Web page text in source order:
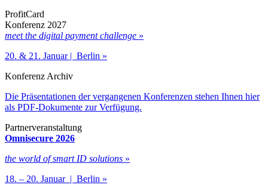
ProfitCard
Konferenz 2027
meet the digital payment challenge »
20. & 21. Januar | Berlin »
Konferenz Archiv
Die Präsentationen der vergangenen Konferenzen stehen Ihnen hier
als PDF-Dokumente zur Verfügung.
Partnerveranstaltung
Omnisecure 2026
the world of smart ID solutions »
18. – 20. Januar | Berlin »